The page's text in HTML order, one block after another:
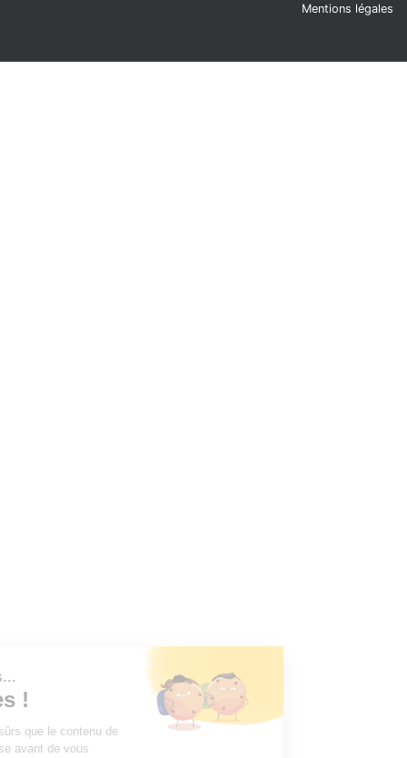
Mentions légales
c'est nous...
Cookies !
attendu d'être sûrs que le contenu de
vous intéresse avant de vous